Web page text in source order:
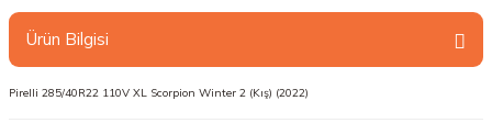
Ürün Bilgisi
Pirelli 285/40R22 110V XL Scorpion Winter 2 (Kış) (2022)